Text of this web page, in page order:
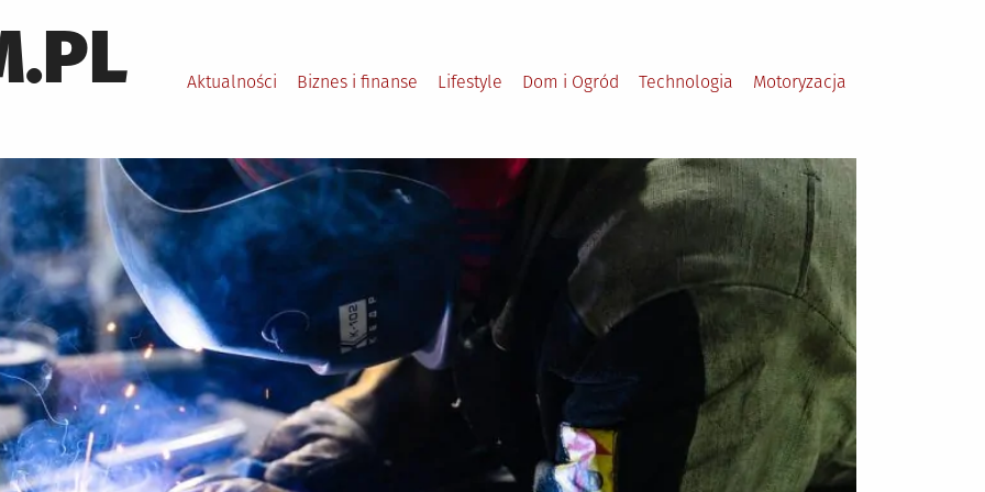
Aktualności Biznes i finanse Lifestyle Dom i Ogród Technologia Motoryzacja